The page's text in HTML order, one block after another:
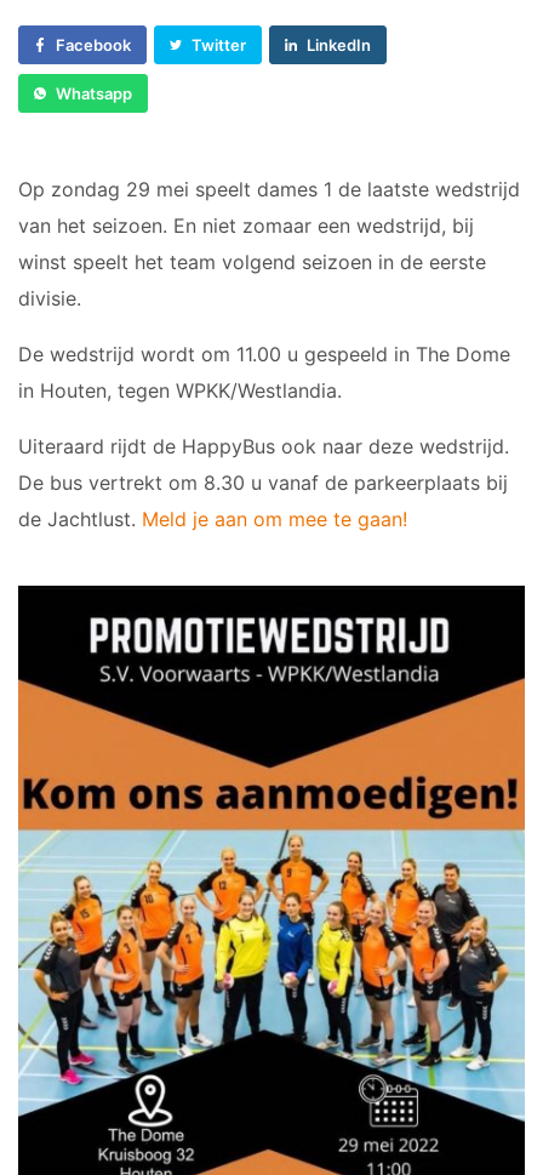
C1
C2
E2
E3
F1
RECREANTEN
Dames Midweek 2
Lid worden
Facebook Twitter LinkedIn
Whatsapp
Op zondag 29 mei speelt dames 1 de laatste wedstrijd
van het seizoen. En niet zomaar een wedstrijd, bij
winst speelt het team volgend seizoen in de eerste
divisie.
De wedstrijd wordt om 11.00 u gespeeld in The Dome
in Houten, tegen WPKK/Westlandia.
Uiteraard rijdt de HappyBus ook naar deze wedstrijd.
De bus vertrekt om 8.30 u vanaf de parkeerplaats bij
de Jachtlust. Meld je aan om mee te gaan!